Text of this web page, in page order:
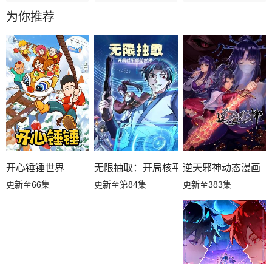
第05集
第02集 第01集
为你推荐
开心锤锤世界
更新至66集
无限抽取：开局核平修仙世界动态漫画
更新至第84集
逆天邪神动态漫画
更新至383集